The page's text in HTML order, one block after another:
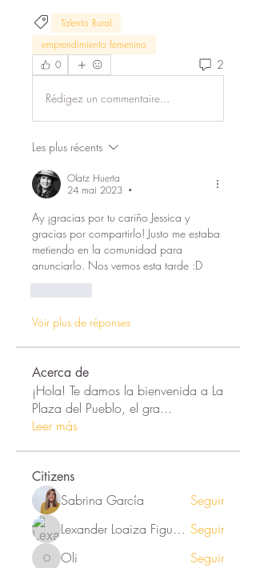
Talento Rural
emprendimiento femenino
0
2
Rédigez un commentaire...
Les plus récents
Olatz Huerta
24 mai 2023
•
Ay ¡gracias por tu cariño Jessica y
gracias por compartirlo! Justo me estaba
metiendo en la comunidad para
anunciarlo. Nos vemos esta tarde :D
Voir plus de réponses
Acerca de
¡Hola! Te damos la bienvenida a La
Plaza del Pueblo, el gra...
Leer más
Citizens
Sabrina García
Seguir
Lexander Loaiza Figueroa Seguir
Oli Oli Seguir